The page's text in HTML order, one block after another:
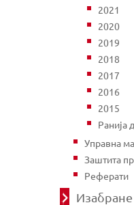
2021
2020
2019
2018
2017
2016
2015
Ранија
Управна
Заштита
Реферати